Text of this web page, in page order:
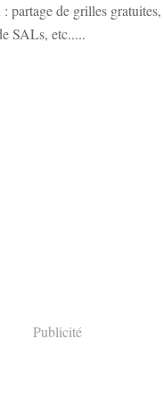
partage de grilles gratuites,
SALs, etc.....
Publicité